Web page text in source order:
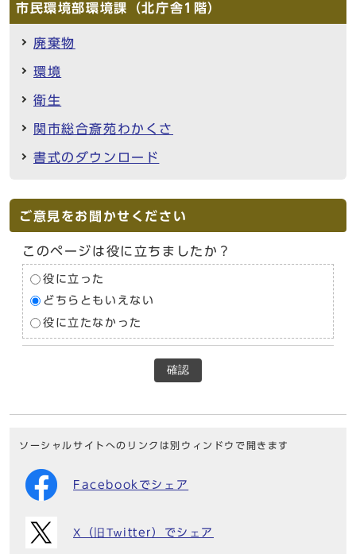
市民環境部環境課（北庁舎1階）
廃棄物
環境
衛生
関市総合斎苑わかくさ
書式のダウンロード
ご意見をお聞かせください
このページは役に立ちましたか？
役に立った
どちらともいえない
役に立たなかった
確認
ソーシャルサイトへのリンクは別ウィンドウで開きます
Facebookでシェア
X（旧Twitter）でシェア